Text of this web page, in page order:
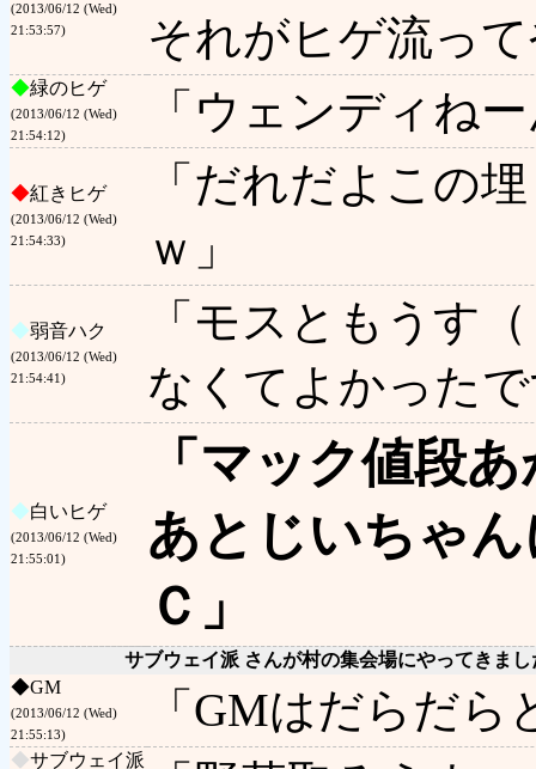
(2013/06/12 (Wed)
21:53:57)
それがヒゲ流っ
◆緑のヒゲ
(2013/06/12 (Wed)
21:54:12)
「ウェンディね
◆紅きヒゲ
(2013/06/12 (Wed)
21:54:33)
「だれだよこの
ｗ」
◆弱音ハク
(2013/06/12 (Wed)
21:54:41)
「モスともうす
なくてよかった
◆白いヒゲ
(2013/06/12 (Wed)
21:55:01)
「マック値段
あとじいちゃ
Ｃ」
サブウェイ派 さんが村の集会場にやってきまし
◆GM
(2013/06/12 (Wed)
21:55:13)
「GMはだらだ
◆サブウェイ派